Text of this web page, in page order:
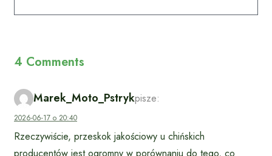
4 Comments
Marek_Moto_Pstrykpisze:
2026-06-17 o 20:40
Rzeczywiście, przeskok jakościowy u chińskich